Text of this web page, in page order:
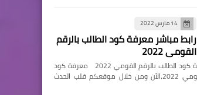
14 مارس 2022
رابط مباشر معرفة كود الطالب بالرقم
القومي 2022
رابط مباشر معرفة كود الطالب بالرقم القومي 2022 معرفة كود
الطالب بالرقم القومي 2022،الآن ومن خلال موقعكم قلب الحدث